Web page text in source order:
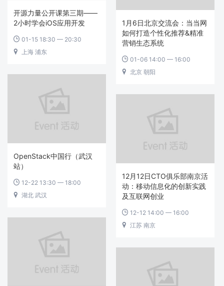
开源力量公开课第三期——
2小时学会iOS应用开发
 01-15 18:30 — 20:30
 上海 浦东
1月6日北京交流会：当当网
如何打造个性化推荐&精准
营销生态系统
 01-06 14:00 — 16:00
 北京 朝阳
OpenStack中国行（武汉
站）
 12-22 13:30 — 18:00
 湖北 武汉
12月12日CTO俱乐部南京活
动：移动信息化的创新实践
及互联网创业
 12-12 14:00 — 16:00
 江苏 南京